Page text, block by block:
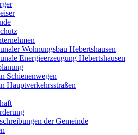
Wohnungsbau Hebertshausen
Energieerzeugung Hebertshausen
Schienenwegen
Hauptverkehrsstraßen
der Gemeinde